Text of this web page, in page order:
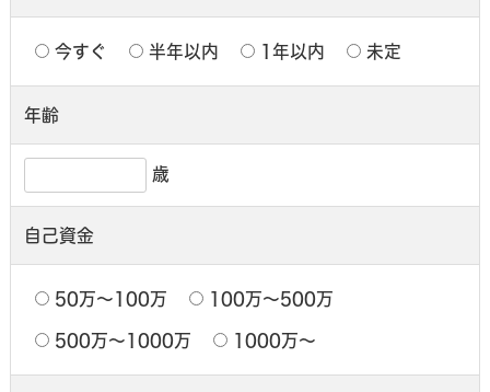
今すぐ 半年以内 1年以内 未定
年齢
歳
自己資金
50万〜100万
100万〜500万
500万〜1000万
1000万〜